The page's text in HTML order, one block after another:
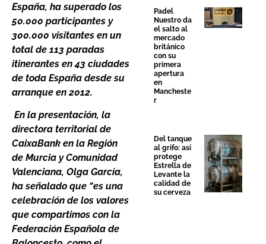
España, ha superado los
50.000 participantes y
300.000 visitantes en un
total de 113 paradas
itinerantes en 43 ciudades
de toda España desde su
arranque en 2012.
En la presentación, la
directora territorial de
CaixaBank en la Región
de Murcia y Comunidad
Valenciana, Olga García,
ha señalado que “es una
celebración de los valores
que compartimos con la
Federación Española de
Padel
Nuestro da
el salto al
mercado
británico
con su
primera
apertura
en
Mancheste
r
Del tanque
al grifo: así
protege
Estrella de
Levante la
calidad de
su cerveza